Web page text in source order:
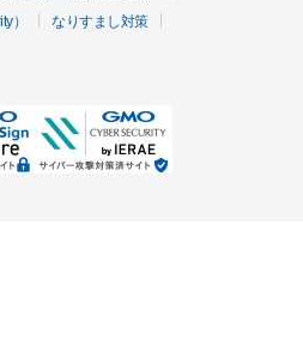
）
なりすまし対策